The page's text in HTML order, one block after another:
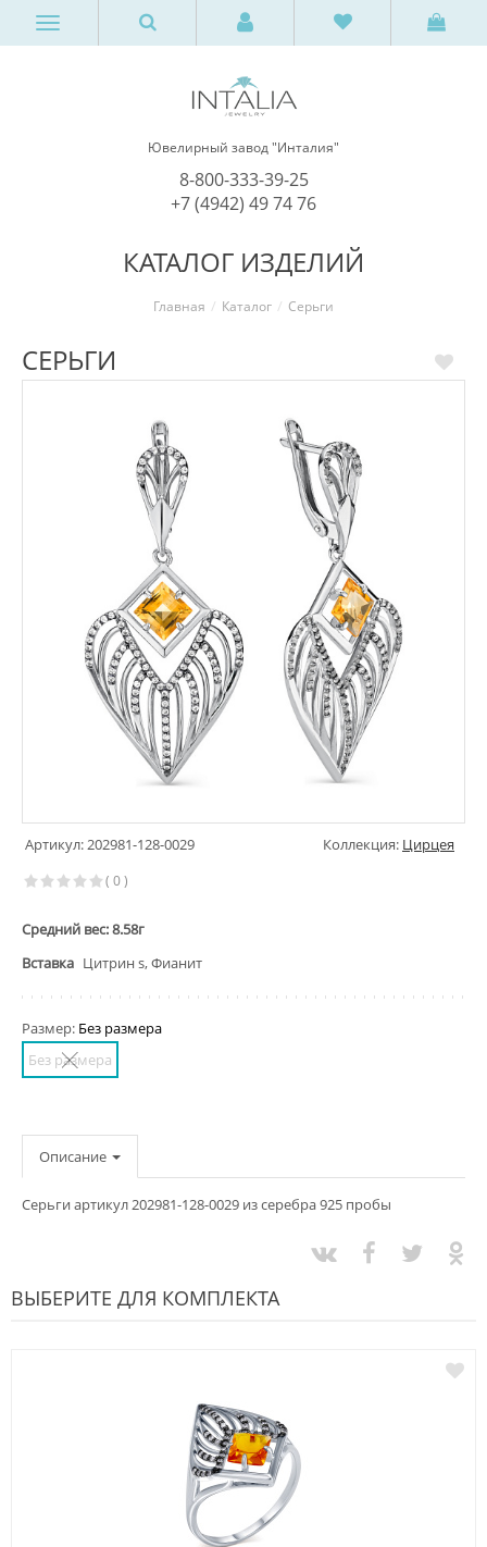
Ювелирный завод "Инталия"
8-800-333-39-25
+7 (4942) 49 74 76
КАТАЛОГ ИЗДЕЛИЙ
Главная Каталог Серьги
СЕРЬГИ
Артикул: 202981-128-0029 Коллекция: Цирцея
( 0 )
Средний вес: 8.58г
Вставка Цитрин s, Фианит
Размер: Без размера
Без размера
Описание
Серьги артикул 202981-128-0029 из серебра 925 пробы
ВЫБЕРИТЕ ДЛЯ КОМПЛЕКТА